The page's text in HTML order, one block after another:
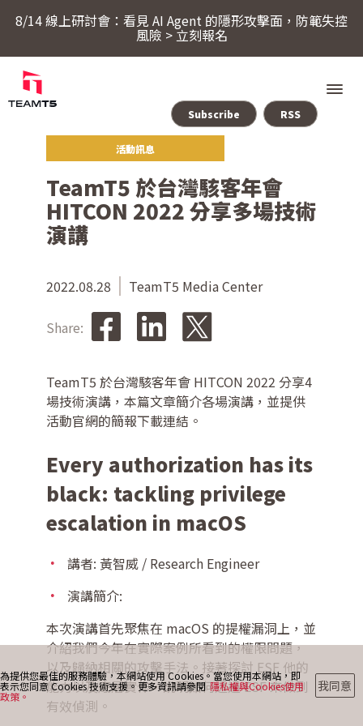
8/14 線上研討會：看見 AI Agent 的隱形攻擊面，防範失控
風險 > 立刻報名
產業方案
最新消息
部落格
活動訊息
Subscribe RSS
TeamT5 於台灣駭客年會
HITCON 2022 分享多場技術
演講
2022.08.28 TeamT5 Media Center
Share:
TeamT5 於台灣駭客年會 HITCON 2022 分享4
場技術演講，本篇文章簡介各場演講，並提供
活動官網的簡報下載連結。
Every authorization has its
black: tackling privilege
escalation in macOS
講者: 黃智威 / Research Engineer
演講簡介:
本次演講首先聚焦在 macOS 的提權漏洞上，並
介紹我們今年在實際案例所看到的權限問題，
以及歸納相關的攻擊手法。接著探討 ESF 他的
能力以及底層實作，說明如何透過 ESF 來做到
有效偵測。
為提供您最佳的服務體驗，本網站使用 Cookies。當您使用本網站，即
表示您同意 Cookies 技術支援。更多資訊請參閱 隱私權與Cookies使用
政策。
我同意